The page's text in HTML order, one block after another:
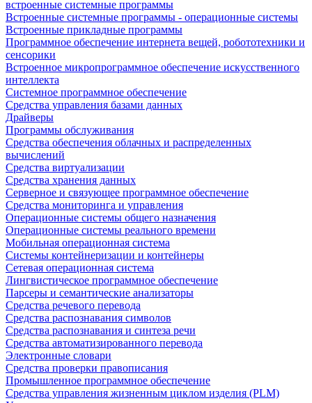
встроенные системные программы
Встроенные системные программы - операционные системы
Встроенные прикладные программы
Программное обеспечение интернета вещей, робототехники и
сенсорики
Встроенное микропрограммное обеспечение искусственного
интеллекта
Системное программное обеспечение
Средства управления базами данных
Драйверы
Программы обслуживания
Средства обеспечения облачных и распределенных
вычислений
Средства виртуализации
Средства хранения данных
Серверное и связующее программное обеспечение
Средства мониторинга и управления
Операционные системы общего назначения
Операционные системы реального времени
Мобильная операционная система
Системы контейнеризации и контейнеры
Сетевая операционная система
Лингвистическое программное обеспечение
Парсеры и семантические анализаторы
Средства речевого перевода
Средства распознавания символов
Средства распознавания и синтеза речи
Средства автоматизированного перевода
Электронные словари
Средства проверки правописания
Промышленное программное обеспечение
Средства управления жизненным циклом изделия (PLM)